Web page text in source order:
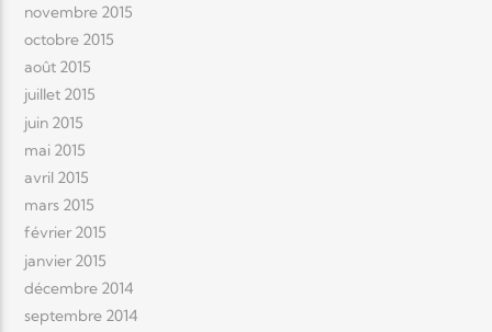
novembre 2015
octobre 2015
août 2015
juillet 2015
juin 2015
mai 2015
avril 2015
mars 2015
février 2015
janvier 2015
décembre 2014
septembre 2014